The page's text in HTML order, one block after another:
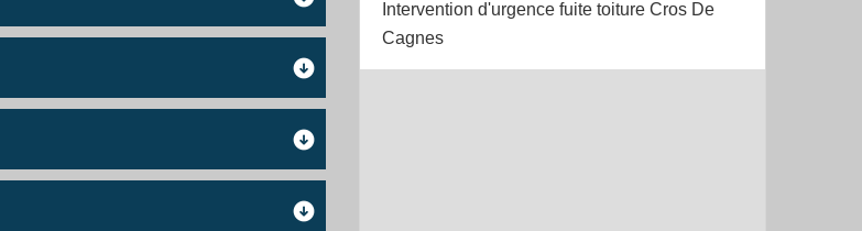
Intervention d'urgence fuite toiture Cros De
Cagnes